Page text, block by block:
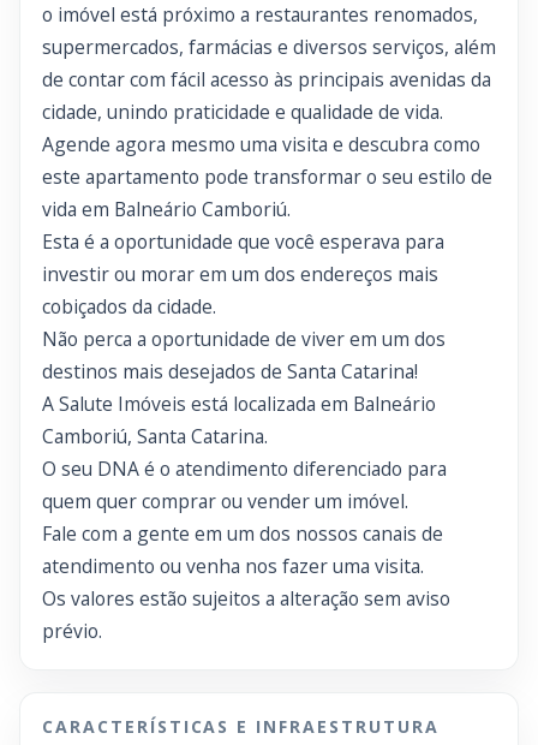
o imóvel está próximo a restaurantes renomados,
supermercados, farmácias e diversos serviços, além
de contar com fácil acesso às principais avenidas da
cidade, unindo praticidade e qualidade de vida.
Agende agora mesmo uma visita e descubra como
este apartamento pode transformar o seu estilo de
vida em Balneário Camboriú.
Esta é a oportunidade que você esperava para
investir ou morar em um dos endereços mais
cobiçados da cidade.
Não perca a oportunidade de viver em um dos
destinos mais desejados de Santa Catarina!
A Salute Imóveis está localizada em Balneário
Camboriú, Santa Catarina.
O seu DNA é o atendimento diferenciado para
quem quer comprar ou vender um imóvel.
Fale com a gente em um dos nossos canais de
atendimento ou venha nos fazer uma visita.
Os valores estão sujeitos a alteração sem aviso
prévio.
CARACTERÍSTICAS E INFRAESTRUTURA